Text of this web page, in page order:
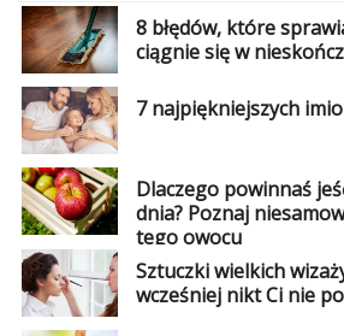
8 błędów, które
ciągnie się w
7 najpiękniejszych
Dlaczego powinnaś
dnia? Poznaj
tego owocu
Sztuczki wielkich
wcześniej nikt Ci nie